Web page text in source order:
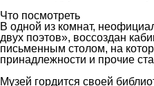
Что посмотреть
В одной из комнат,
двух поэтов», воссоздан
письменным столом, на
принадлежности и прочие
Музей гордится своей